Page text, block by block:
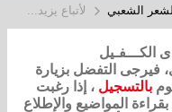
الشعبي لأتباع يزيد...
الكـــفـيل
فيرجى التفضل بزيارة
بالتسجيل ، إذا رغبت
المواضيع والإطلاع